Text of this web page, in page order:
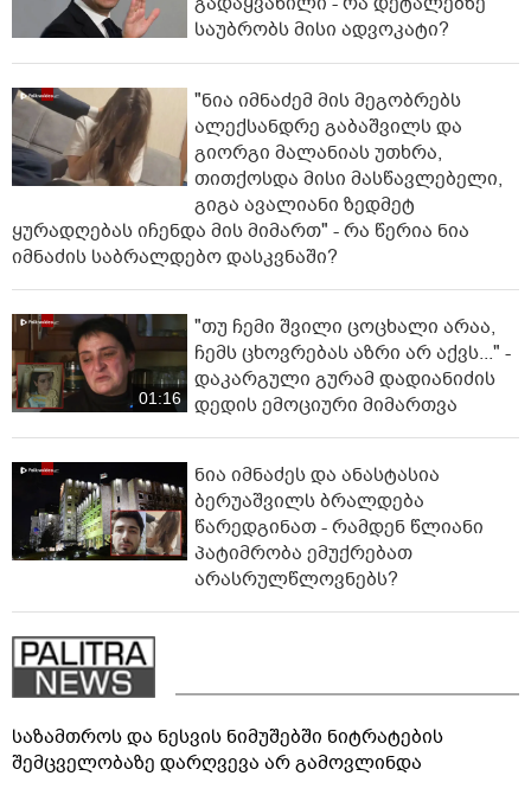
საუბრობს მისი ადვოკატი?
"ნია იმნაძემ მის მეგობრებს
ალექსანდრე გაბაშვილს და
გიორგი მალანიას უთხრა,
თითქოსდა მისი მასწავლებელი,
გიგა ავალიანი ზედმეტ
ყურადღებას იჩენდა მის მიმართ" - რა წერია ნია
იმნაძის საბრალდებო დასკვნაში?
01:16
"თუ ჩემი შვილი ცოცხალი არაა,
ჩემს ცხოვრებას აზრი არ აქვს..." -
დაკარგული გურამ დადიანიძის
დედის ემოციური მიმართვა
ნია იმნაძეს და ანასტასია
ბერუაშვილს ბრალდება
წარედგინათ - რამდენ წლიანი
პატიმრობა ემუქრებათ
არასრულწლოვნებს?
საზამთროს და ნესვის ნიმუშებში ნიტრატების
შემცველობაზე დარღვევა არ გამოვლინდა